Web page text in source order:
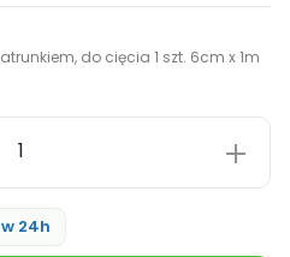
do cięcia 1 szt. 6cm x 1m
24h